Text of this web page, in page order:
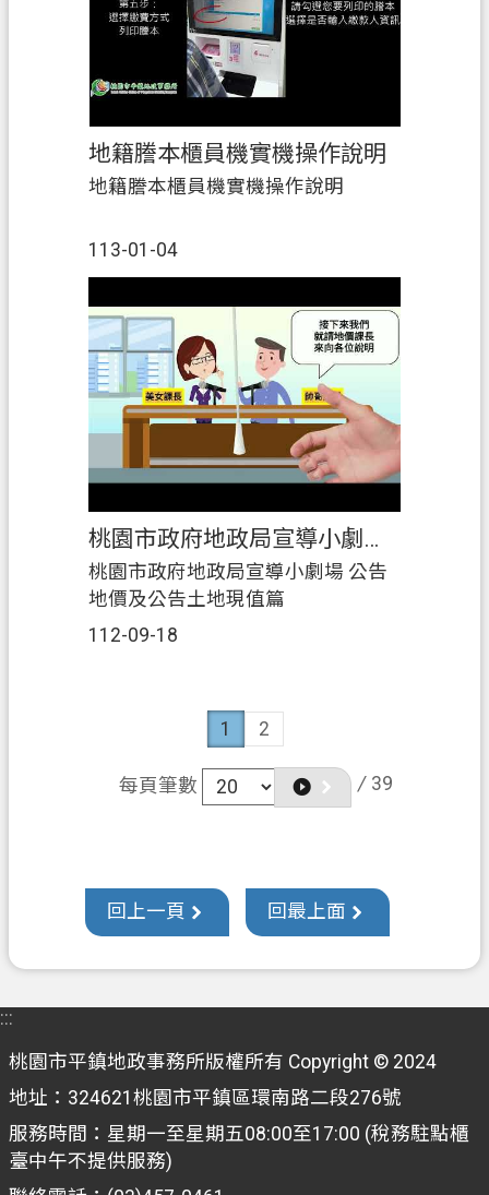
地籍謄本櫃員機實機操作說明
113-01-04
地籍謄本櫃員機實機操作說明
桃園市政府地政局宣導小劇場 公告地價及公告土地現值篇
112-09-18
桃園市政府地政局宣導小劇場 公告
地價及公告土地現值篇
1 2
每頁筆數 / 39
回上一頁 回最上面
:::
桃園市平鎮地政事務所版權所有 Copyright © 2024
地址：324621桃園市平鎮區環南路二段276號
服務時間：星期一至星期五08:00至17:00 (稅務駐點櫃
臺中午不提供服務)